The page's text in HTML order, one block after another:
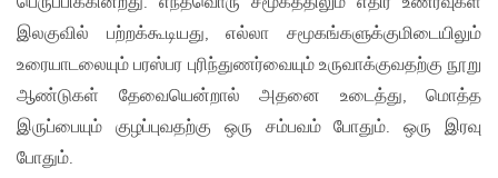
இலகுவில் பற்றக்கூடியது, எல்லா சமூகங்களுக்குமிடையிலும்
உரையாடலையும் பரஸ்பர புரிந்துணர்வையும் உருவாக்குவதற்கு நூறு
ஆண்டுகள் தேவையென்றால் அதனை உடைத்து, மொத்த
இருப்பையும் குழப்புவதற்கு ஒரு சம்பவம் போதும். ஒரு இரவு
போதும்.